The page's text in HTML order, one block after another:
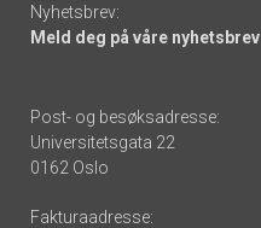
Nyhetsbrev:
Meld deg på våre nyhetsbrev
Post- og besøksadresse:
Universitetsgata 22
0162 Oslo
Fakturaadresse: